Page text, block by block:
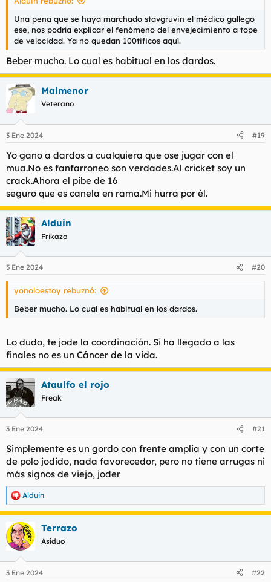
Una pena que se haya marchado stavgruvin el médico gallego
ese, nos podría explicar el fenómeno del envejecimiento a tope
de velocidad. Ya no quedan 100tificos aquí.
Beber mucho. Lo cual es habitual en los dardos.
Malmenor
Veterano
3 Ene 2024 #19
Yo gano a dardos a cualquiera que ose jugar con el
mua.No es fanfarroneo son verdades.Al cricket soy un
crack.Ahora el pibe de 16
seguro que es canela en rama.Mi hurra por él.
Alduin
Frikazo
3 Ene 2024 #20
yonoloestoy rebuznó:
Beber mucho. Lo cual es habitual en los dardos.
Lo dudo, te jode la coordinación. Si ha llegado a las
finales no es un Cáncer de la vida.
Ataulfo el rojo
Freak
3 Ene 2024 #21
Simplemente es un gordo con frente amplia y con un corte
de polo jodido, nada favorecedor, pero no tiene arrugas ni
más signos de viejo, joder
R
e
a
c
c
i
e
Alduin
Terrazo
Asiduo
3 Ene 2024 #22